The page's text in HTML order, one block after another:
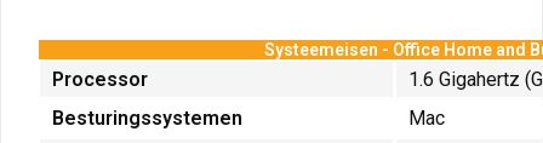
Systeemeisen - Office Home and
Processor
1.6 Gigahertz
Besturingssystemen
Mac